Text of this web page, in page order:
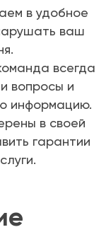
в удобное
ваш
всегда
вопросы и
информацию.
в своей
гарантии